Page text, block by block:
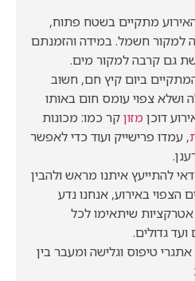
מתקיים בשטח פתוח,
למקור חשמל. במידה והזמנתם
גם קרבה למקור מים.
המתקיים ביום קיץ חם, חשוב
ושלא צפוי עומס חום באותו
דוכןמזוןקר כמו: מכונות
, עמדו פרישייק ועוד כדי לאפשר
להתייעץ איתנו מראש ולהבין
באירוע, אנחנו נדע
שיתאימו לכל
גדולים.
טיפוס וגלישה ומעבר בין